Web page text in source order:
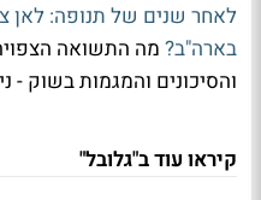
לאחר שנים של תנופה: לאן
בארה"ב? מה התשואה
והסיכונים והמגמות בשוק -
קיראו עוד ב"גלובל"